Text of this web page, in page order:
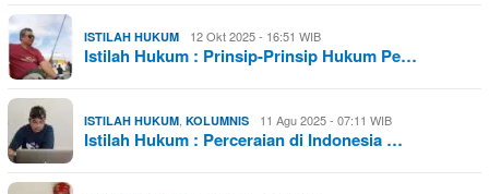
ISTILAH HUKUM 12 Okt 2025 - 16:51 WIB
Istilah Hukum : Prinsip-Prinsip Hukum Pe…
ISTILAH HUKUM, KOLUMNIS 11 Agu 2025 - 07:11 WIB
Istilah Hukum : Perceraian di Indonesia …